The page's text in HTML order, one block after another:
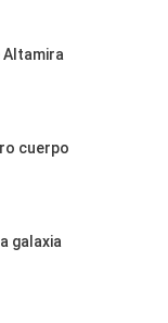
Altamira
cuerpo
galaxia